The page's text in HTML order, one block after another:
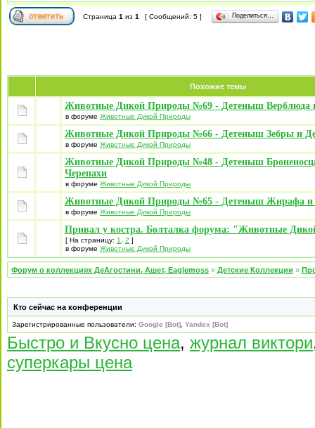
Страница 1 из 1 [ Сообщений: 5 ] Поделиться…
Похожие темы
Животные Дикой Природы №69 - Детеныш Верблюда
в форуме Животные Дикой Природы
Животные Дикой Природы №66 - Детеныш Зебры и
в форуме Животные Дикой Природы
Животные Дикой Природы №48 - Детеныш
Черепахи
в форуме Животные Дикой Природы
Животные Дикой Природы №65 - Детеныш Жирафа и
в форуме Животные Дикой Природы
Привал у костра. Болталка форума: "Животные
[ На страницу: 1 2 ]
в форуме Животные Дикой Природы
Форум о коллекциях ДеАгостини, Ашет, Eaglemoss » Детские Коллекции »
Кто сейчас на конференции
Зарегистрированные пользователи: Google [Bot] Yandex [Bot]
Быстро и Вкусно цена, журнал виктори
суперкары цена